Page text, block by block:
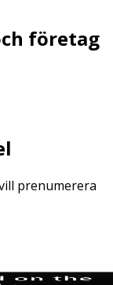
företag
prenumerera